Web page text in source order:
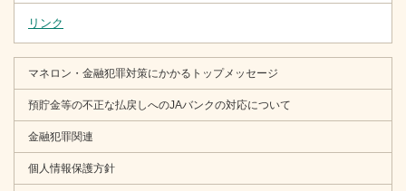
リンク
マネロン・金融犯罪対策にかかるトップメッセージ
預貯金等の不正な払戻しへのJAバンクの対応について
金融犯罪関連
個人情報保護方針